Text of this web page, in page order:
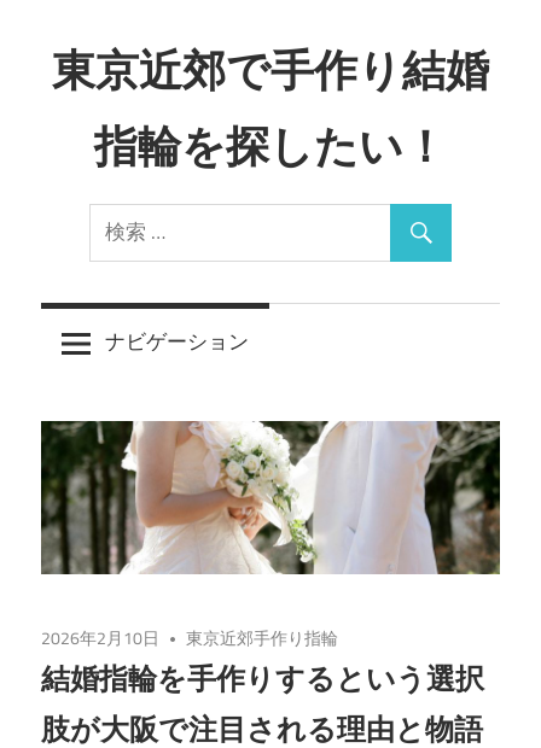
ン
テ
ッ
東京近郊で手作り結婚
指輪を探したい！
another
WordPress
site
ナビゲーション
2026年2月10日 東京近郊手作り指輪
結婚指輪を手作りするという選択
肢が大阪で注目される理由と物語